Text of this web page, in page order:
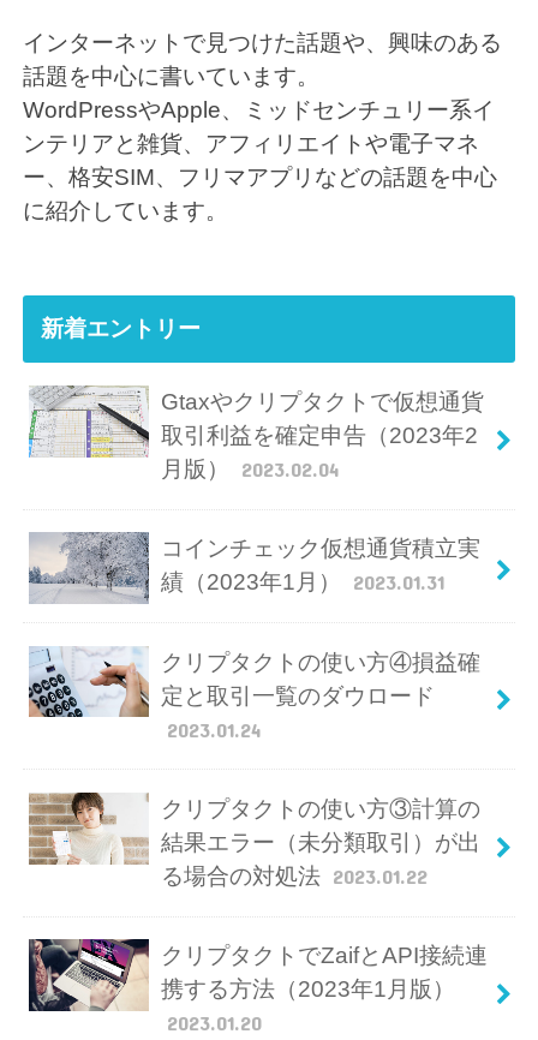
インターネットで見つけた話題や、興味のある
話題を中心に書いています。
WordPressやApple、ミッドセンチュリー系イ
ンテリアと雑貨、アフィリエイトや電子マネ
ー、格安SIM、フリマアプリなどの話題を中心
に紹介しています。
新着エントリー
Gtaxやクリプタクトで仮想通貨
取引利益を確定申告（2023年2
月版）
2023.02.04
コインチェック仮想通貨積立実
績（2023年1月）
2023.01.31
クリプタクトの使い方④損益確
定と取引一覧のダウロード
2023.01.24
クリプタクトの使い方③計算の
結果エラー（未分類取引）が出
る場合の対処法 2023.01.22
クリプタクトでZaifとAPI接続連
携する方法（2023年1月版）
2023.01.20